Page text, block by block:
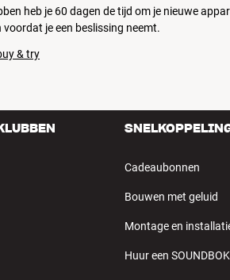
heb je 60 dagen de tijd om je nieuwe
voordat je een beslissing neemt.
& try
Cadeaubonnen
Bouwen met geluid
Montage en
Huur een